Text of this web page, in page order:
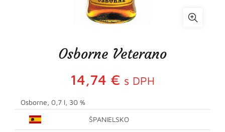
Osborne Veterano
14,74 € s DPH
Osborne, 0,7 l, 30 %
ŠPANIELSKO